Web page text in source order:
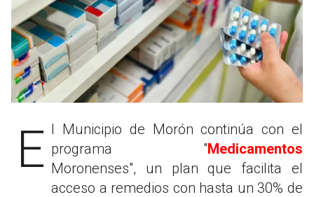
El Municipio de Morón continúa con el programa "Medicamentos
Moronenses", un plan que facilita el
acceso a remedios con hasta un 30% de